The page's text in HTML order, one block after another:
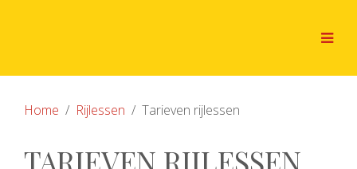
Home Rijlessen Tarieven rijlessen
TARIEVEN RIJLESSEN